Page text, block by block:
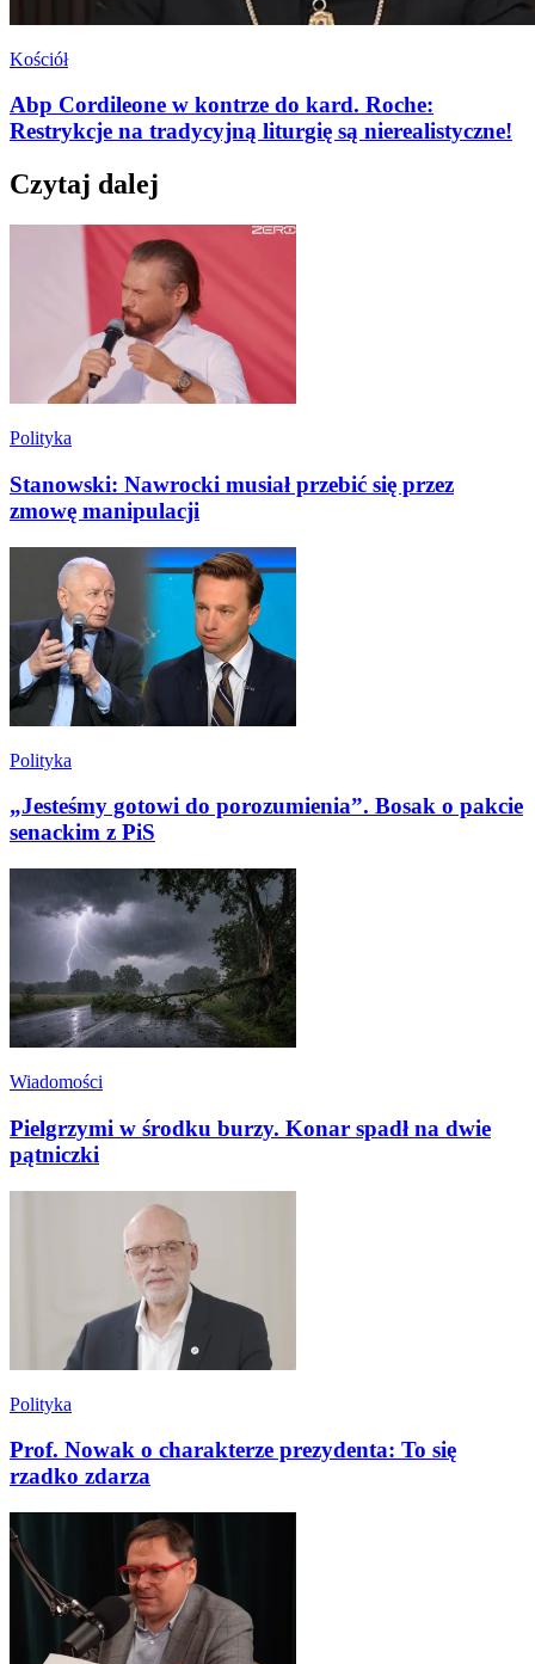
Kościół
Abp Cordileone w kontrze do kard. Roche:
Restrykcje na tradycyjną liturgię są nierealistyczne!
Czytaj dalej
Polityka
Stanowski: Nawrocki musiał przebić się przez
zmowę manipulacji
Polityka
„Jesteśmy gotowi do porozumienia”. Bosak o pakcie
senackim z PiS
Wiadomości
Pielgrzymi w środku burzy. Konar spadł na dwie
pątniczki
Polityka
Prof. Nowak o charakterze prezydenta: To się
rzadko zdarza